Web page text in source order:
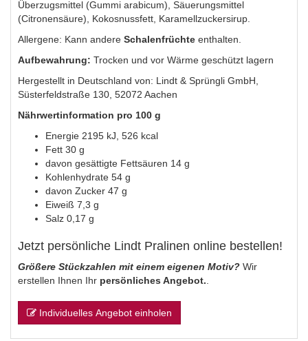
Überzugsmittel (Gummi arabicum), Säuerungsmittel
(Citronensäure), Kokosnussfett, Karamellzuckersirup.
Allergene: Kann andere Schalenfrüchte enthalten.
Aufbewahrung: Trocken und vor Wärme geschützt lagern
Hergestellt in Deutschland von: Lindt & Sprüngli GmbH,
Süsterfeldstraße 130, 52072 Aachen
Nährwertinformation pro 100 g
Energie 2195 kJ, 526 kcal
Fett 30 g
davon gesättigte Fettsäuren 14 g
Kohlenhydrate 54 g
davon Zucker 47 g
Eiweiß 7,3 g
Salz 0,17 g
Jetzt persönliche Lindt Pralinen online bestellen!
Größere Stückzahlen mit einem eigenen Motiv? Wir
erstellen Ihnen Ihr persönliches Angebot.
Individuelles Angebot einholen